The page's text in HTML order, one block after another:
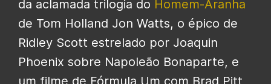
da aclamada trilogia do Homem-Aranha
de Tom Holland Jon Watts, o épico de
Ridley Scott estrelado por Joaquin
Phoenix sobre Napoleão Bonaparte, e
um filme de Fórmula Um com Brad Pitt